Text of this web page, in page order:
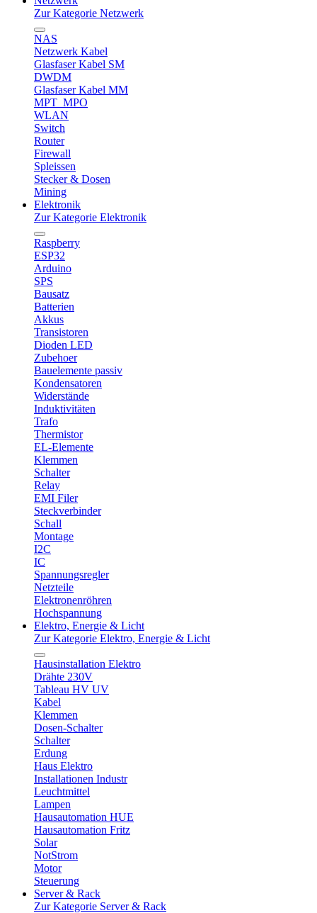
Zur Kategorie Netzwerk
NAS
Netzwerk Kabel
Glasfaser Kabel SM
DWDM
Glasfaser Kabel MM
MPT_MPO
WLAN
Switch
Router
Firewall
Spleissen
Stecker & Dosen
Mining
Elektronik
Zur Kategorie Elektronik
Raspberry
ESP32
Arduino
SPS
Bausatz
Batterien
Akkus
Transistoren
Dioden LED
Zubehoer
Bauelemente passiv
Kondensatoren
Widerstände
Induktivitäten
Trafo
Thermistor
EL-Elemente
Klemmen
Schalter
Relay
EMI Filer
Steckverbinder
Schall
Montage
I2C
IC
Spannungsregler
Netzteile
Elektronenröhren
Hochspannung
Elektro, Energie & Licht
Zur Kategorie Elektro, Energie & Licht
Hausinstallation Elektro
Drähte 230V
Tableau HV UV
Kabel
Klemmen
Dosen-Schalter
Schalter
Erdung
Haus Elektro
Installationen Industr
Leuchtmittel
Lampen
Hausautomation HUE
Hausautomation Fritz
Solar
NotStrom
Motor
Steuerung
Server & Rack
Zur Kategorie Server & Rack